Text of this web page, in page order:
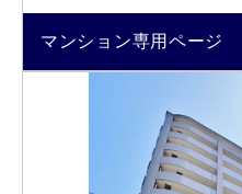
マンション専用ページ